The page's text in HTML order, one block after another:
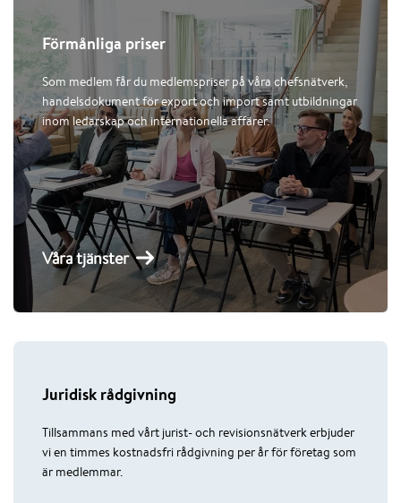
Förmånliga priser
Som medlem får du medlemspriser på våra chefsnätverk,
handelsdokument för export och import samt utbildningar
inom ledarskap och internationella affärer.
Våra tjänster
Juridisk rådgivning
Tillsammans med vårt jurist- och revisionsnätverk erbjuder
vi en timmes kostnadsfri rådgivning per år för företag som
är medlemmar.